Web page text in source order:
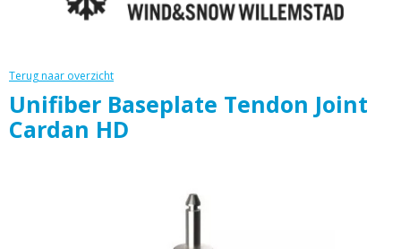
Terug naar overzicht
Unifiber Baseplate Tendon Joint
Cardan HD